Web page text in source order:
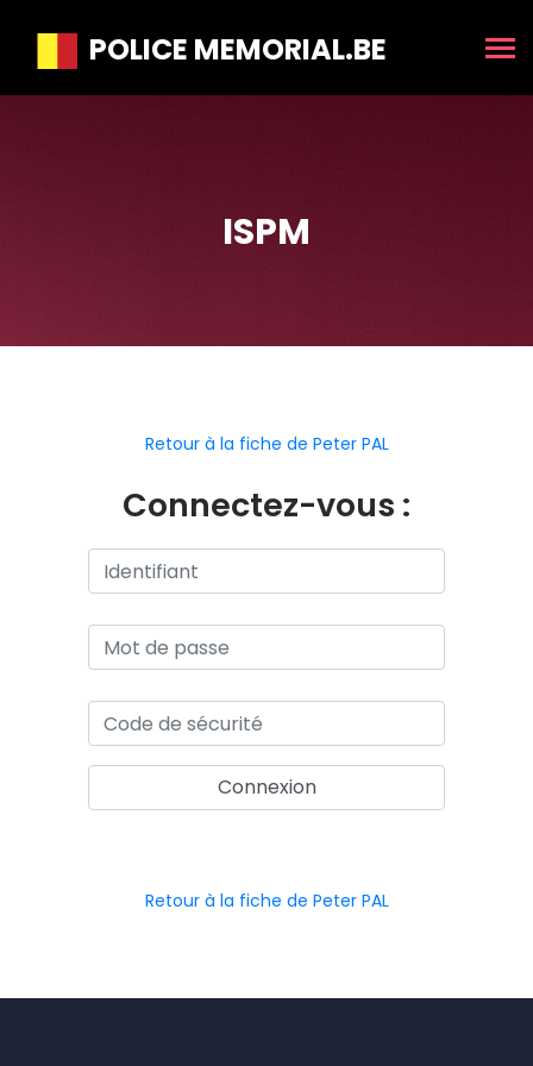
POLICE MEMORIAL.BE
ISPM
Retour à la fiche de Peter PAL
Connectez-vous :
Retour à la fiche de Peter PAL